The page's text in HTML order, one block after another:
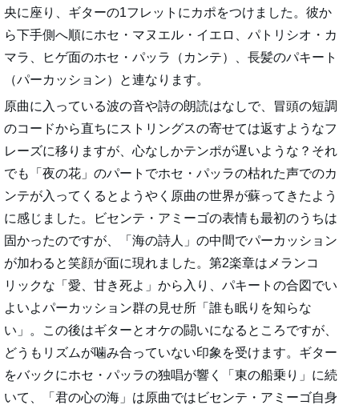
央に座り、ギターの1フレットにカポをつけました。彼か
ら下手側へ順にホセ・マヌエル・イエロ、パトリシオ・カ
マラ、ヒゲ面のホセ・パッラ（カンテ）、長髪のパキート
（パーカッション）と連なります。
原曲に入っている波の音や詩の朗読はなしで、冒頭の短調
のコードから直ちにストリングスの寄せては返すようなフ
レーズに移りますが、心なしかテンポが遅いような？それ
でも「夜の花」のパートでホセ・パッラの枯れた声でのカ
ンテが入ってくるとようやく原曲の世界が蘇ってきたよう
に感じました。ビセンテ・アミーゴの表情も最初のうちは
固かったのですが、「海の詩人」の中間でパーカッション
が加わると笑顔が面に現れました。第2楽章はメランコ
リックな「愛、甘き死よ」から入り、パキートの合図でい
よいよパーカッション群の見せ所「誰も眠りを知らな
い」。この後はギターとオケの闘いになるところですが、
どうもリズムが噛み合っていない印象を受けます。ギター
をバックにホセ・パッラの独唱が響く「東の船乗り」に続
いて、「君の心の海」は原曲ではビセンテ・アミーゴ自身